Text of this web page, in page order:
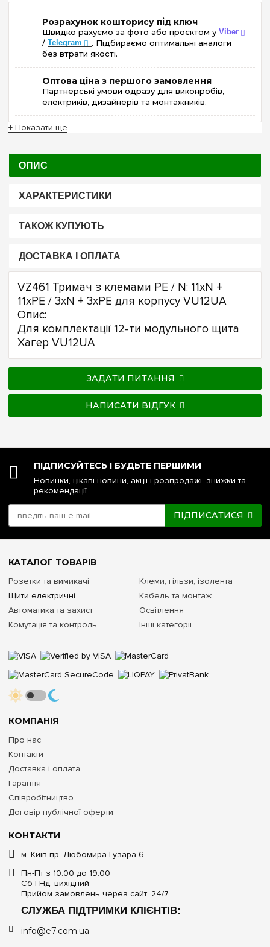
Розрахунок кошторису під ключ
Швидко рахуємо за фото або проєктом у Viber
/ Telegram
. Підбираємо оптимальні аналоги
без втрати якості.
Оптова ціна з першого замовлення
Партнерські умови одразу для виконробів,
електриків, дизайнерів та монтажників.
+ Показати ще
ОПИС
ХАРАКТЕРИСТИКИ
ТАКОЖ КУПУЮТЬ
ДОСТАВКА І ОПЛАТА
VZ461 Тримач з клемами PE / N: 11xN +
11xPE / 3xN + 3xPE для корпусу VU12UA
Опис:
Для комплектації 12-ти модульного щита
Хагер VU12UA
ЗАДАТИ ПИТАННЯ
НАПИСАТИ ВІДГУК
ПІДПИСУЙТЕСЬ І БУДЬТЕ ПЕРШИМИ
Новинки, цікаві новини, акції і розпродажі, знижки та
рекомендації
ПІДПИСАТИСЯ
КОНТАКТИ
м. Київ пр. Любомира Гузара 6
Пн-Пт з 10:00 до 19:00
Сб | Нд: вихідний
Прийом замовлень через сайт: 24/7
СЛУЖБА ПІДТРИМКИ КЛІЄНТІВ:
info@e7.com.ua
КОМПАНІЯ
Про нас
Контакти
Доставка і оплата
Гарантія
Співробітництво
Договір публічної оферти
КАТАЛОГ ТОВАРІВ
Розетки та вимикачі
Щити електричні
Автоматика та захист
Комутація та контроль
Клеми, гільзи, ізолента
Кабель та монтаж
Освітлення
Інші категорії